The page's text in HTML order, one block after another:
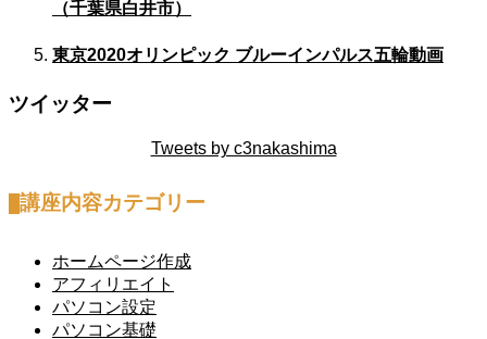
（千葉県白井市）
東京2020オリンピック ブルーインパルス五輪動画
ツイッター
Tweets by c3nakashima
講座内容カテゴリー
ホームページ作成
アフィリエイト
パソコン設定
パソコン基礎